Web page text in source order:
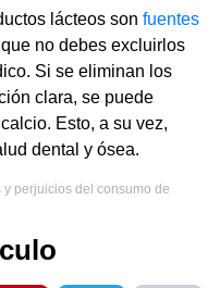
lácteos son fuentes
no debes excluirlos
Si se eliminan los
clara, se puede
Esto, a su vez,
dental y ósea.
y perjuicios del consumo de